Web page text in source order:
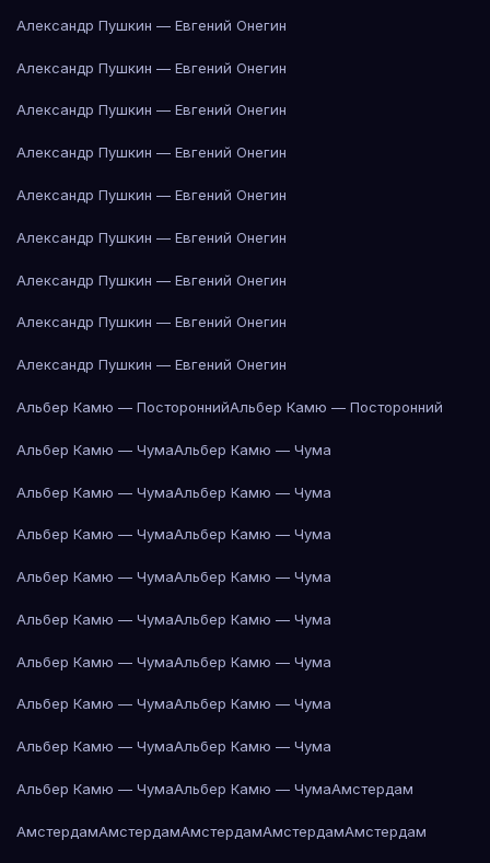
Александр Пушкин — Евгений Онегин
Александр Пушкин — Евгений Онегин
Александр Пушкин — Евгений Онегин
Александр Пушкин — Евгений Онегин
Александр Пушкин — Евгений Онегин
Александр Пушкин — Евгений Онегин
Александр Пушкин — Евгений Онегин
Александр Пушкин — Евгений Онегин
Александр Пушкин — Евгений Онегин
Альбер Камю — ПостороннийАльбер Камю — Посторонний
Альбер Камю — ЧумаАльбер Камю — Чума
Альбер Камю — ЧумаАльбер Камю — Чума
Альбер Камю — ЧумаАльбер Камю — Чума
Альбер Камю — ЧумаАльбер Камю — Чума
Альбер Камю — ЧумаАльбер Камю — Чума
Альбер Камю — ЧумаАльбер Камю — Чума
Альбер Камю — ЧумаАльбер Камю — Чума
Альбер Камю — ЧумаАльбер Камю — Чума
Альбер Камю — ЧумаАльбер Камю — ЧумаАмстердам
АмстердамАмстердамАмстердамАмстердамАмстердам